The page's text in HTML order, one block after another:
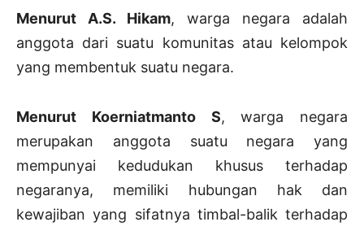
Menurut A.S. Hikam, warga negara adalah
anggota dari suatu komunitas atau kelompok
yang membentuk suatu negara.
Menurut Koerniatmanto S, warga negara
merupakan anggota suatu negara yang
mempunyai kedudukan khusus terhadap
negaranya, memiliki hubungan hak dan
kewajiban yang sifatnya timbal-balik terhadap